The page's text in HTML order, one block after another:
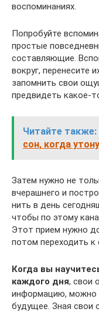
воспоминаниях.
Попробуйте
простые
составляющие.
вокруг, перенесите
запомнить свои
предвидеть какое-
Читайте также:
сон, когда
Затем нужно не
вчерашнего и
нить в день
чтобы по этому
Этот прием нужно
потом переходить
Когда вы
каждого дня, свои
информацию, можно
будущее. Зная свои